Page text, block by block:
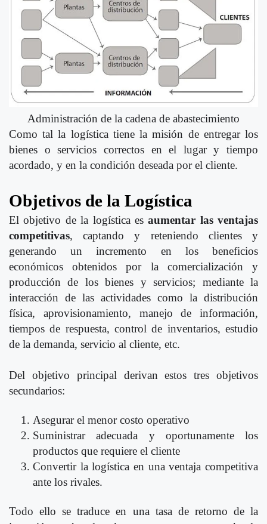
Administración de la cadena de abastecimiento
Como tal la logística tiene la misión de entregar los
bienes o servicios correctos en el lugar y tiempo
acordado, y en la condición deseada por el cliente.
Objetivos de la Logística
El objetivo de la logística esaumentar las ventajas
competitivas, captando y reteniendo clientes y
generando un incremento en los beneficios
económicos obtenidos por la comercialización y
producción de los bienes y servicios; mediante la
interacción de las actividades como la distribución
física, aprovisionamiento, manejo de información,
tiempos de respuesta, control de inventarios, estudio
de la demanda, servicio al cliente, etc.
Del objetivo principal derivan estos tres objetivos
secundarios:
Asegurar el menor costo operativo
Suministrar adecuada y oportunamente los
productos que requiere el cliente
Convertir la logística en una ventaja competitiva
ante los rivales.
Todo ello se traduce en una tasa de retorno de la